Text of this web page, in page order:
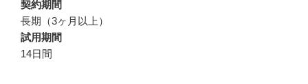
契約期間
長期（3ヶ月以上）
試用期間
14日間